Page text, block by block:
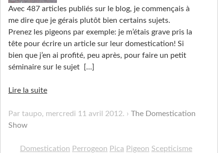
Avec 487 articles publiés sur le blog, je commençais à
me dire que je gérais plutôt bien certains sujets.
Prenez les pigeons par exemple: je m’étais grave pris la
tête pour écrire un article sur leur domestication! Si
bien que j’en ai profité, peu après, pour faire un petit
séminaire sur le sujet
[…]
Lire la suite
Par taupo, mercredi 11 avril 2012.
The Domestication
Show
Domestication Perrogeon Pica Pigeon Scepticisme